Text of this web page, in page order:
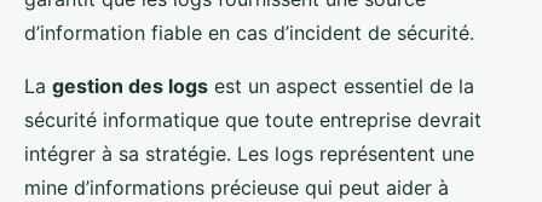
d’information fiable en cas d’incident de sécurité.
La gestion des logs est un aspect essentiel de la
sécurité informatique que toute entreprise devrait
intégrer à sa stratégie. Les logs représentent une
mine d’informations précieuse qui peut aider à